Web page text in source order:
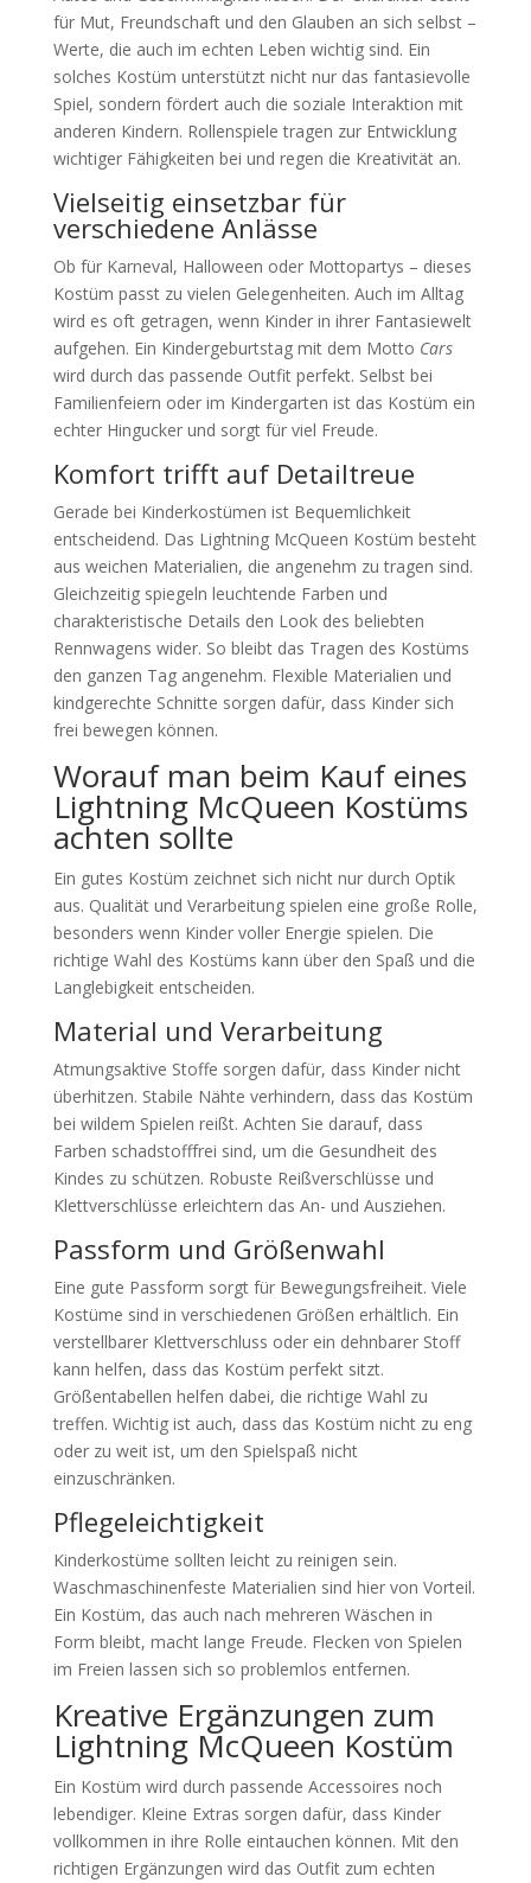
für Mut, Freundschaft und den Glauben an sich selbst –
Werte, die auch im echten Leben wichtig sind. Ein
solches Kostüm unterstützt nicht nur das fantasievolle
Spiel, sondern fördert auch die soziale Interaktion mit
anderen Kindern. Rollenspiele tragen zur Entwicklung
wichtiger Fähigkeiten bei und regen die Kreativität an.
Vielseitig einsetzbar für
verschiedene Anlässe
Ob für Karneval, Halloween oder Mottopartys – dieses
Kostüm passt zu vielen Gelegenheiten. Auch im Alltag
wird es oft getragen, wenn Kinder in ihrer Fantasiewelt
aufgehen. Ein Kindergeburtstag mit dem Motto Cars
wird durch das passende Outfit perfekt. Selbst bei
Familienfeiern oder im Kindergarten ist das Kostüm ein
echter Hingucker und sorgt für viel Freude.
Komfort trifft auf Detailtreue
Gerade bei Kinderkostümen ist Bequemlichkeit
entscheidend. Das Lightning McQueen Kostüm besteht
aus weichen Materialien, die angenehm zu tragen sind.
Gleichzeitig spiegeln leuchtende Farben und
charakteristische Details den Look des beliebten
Rennwagens wider. So bleibt das Tragen des Kostüms
den ganzen Tag angenehm. Flexible Materialien und
kindgerechte Schnitte sorgen dafür, dass Kinder sich
frei bewegen können.
Worauf man beim Kauf eines
Lightning McQueen Kostüms
achten sollte
Ein gutes Kostüm zeichnet sich nicht nur durch Optik
aus. Qualität und Verarbeitung spielen eine große Rolle,
besonders wenn Kinder voller Energie spielen. Die
richtige Wahl des Kostüms kann über den Spaß und die
Langlebigkeit entscheiden.
Material und Verarbeitung
Atmungsaktive Stoffe sorgen dafür, dass Kinder nicht
überhitzen. Stabile Nähte verhindern, dass das Kostüm
bei wildem Spielen reißt. Achten Sie darauf, dass
Farben schadstofffrei sind, um die Gesundheit des
Kindes zu schützen. Robuste Reißverschlüsse und
Klettverschlüsse erleichtern das An- und Ausziehen.
Passform und Größenwahl
Eine gute Passform sorgt für Bewegungsfreiheit. Viele
Kostüme sind in verschiedenen Größen erhältlich. Ein
verstellbarer Klettverschluss oder ein dehnbarer Stoff
kann helfen, dass das Kostüm perfekt sitzt.
Größentabellen helfen dabei, die richtige Wahl zu
treffen. Wichtig ist auch, dass das Kostüm nicht zu eng
oder zu weit ist, um den Spielspaß nicht
einzuschränken.
Pflegeleichtigkeit
Kinderkostüme sollten leicht zu reinigen sein.
Waschmaschinenfeste Materialien sind hier von Vorteil.
Ein Kostüm, das auch nach mehreren Wäschen in
Form bleibt, macht lange Freude. Flecken von Spielen
im Freien lassen sich so problemlos entfernen.
Kreative Ergänzungen zum
Lightning McQueen Kostüm
Ein Kostüm wird durch passende Accessoires noch
lebendiger. Kleine Extras sorgen dafür, dass Kinder
vollkommen in ihre Rolle eintauchen können. Mit den
richtigen Ergänzungen wird das Outfit zum echten